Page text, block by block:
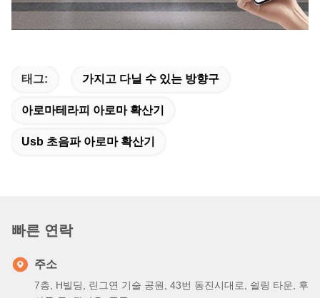
태그: 가지고 다닐 수 있는 방향구
아로마테라피 아로마 확산기
Usb 초음파 아로마 확산기
빠른 연락
주소
7층, H빌딩, 린그연 기술 공원, 43번 동진시대로, 쉴링 타운, 후